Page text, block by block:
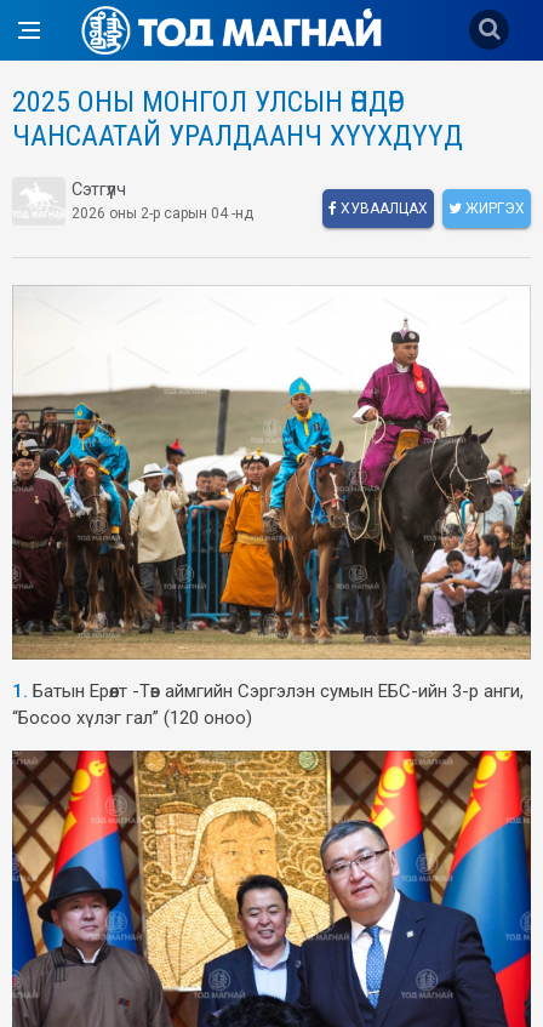
2025 ОНЫ МОНГОЛ УЛСЫН ​ӨНДӨР
ЧАНСААТАЙ УРАЛДААНЧ ХҮҮХДҮҮД
Сэтгүүлч
2026 оны 2-р сарын 04 -нд ХУВААЛЦАХ ЖИРГЭХ
1. Батын Ерөөлт -Төв аймгийн Сэргэлэн сумын ЕБС-ийн 3-р анги,
“Босоо хүлэг гал” (120 оноо)